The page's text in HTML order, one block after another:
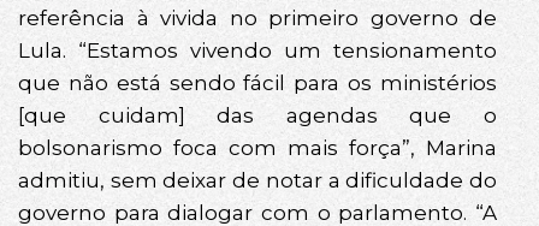
referência à vivida no primeiro governo de
Lula. “Estamos vivendo um tensionamento
que não está sendo fácil para os ministérios
[que cuidam] das agendas que o
bolsonarismo foca com mais força”, Marina
admitiu, sem deixar de notar a dificuldade do
governo para dialogar com o parlamento. “A